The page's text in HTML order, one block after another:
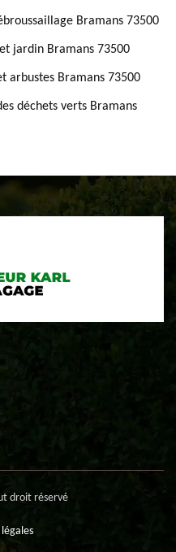
Bramans 73500
jardin Bramans 73500
arbustes Bramans 73500
déchets verts Bramans
droit réservé